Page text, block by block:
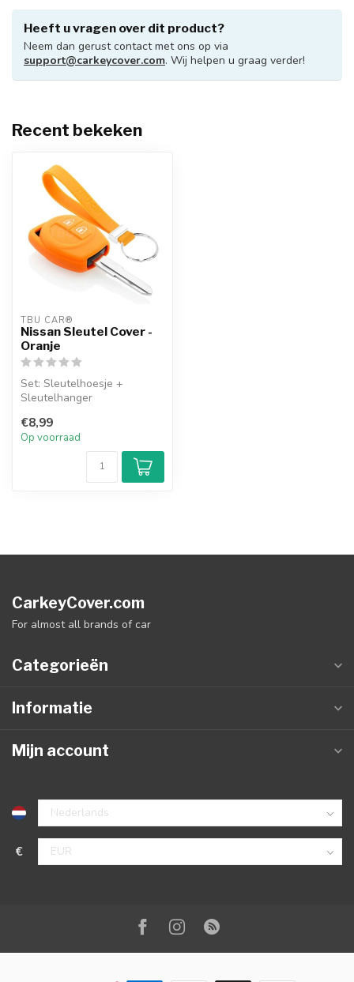
Heeft u vragen over dit product?
Neem dan gerust contact met ons op via
support@carkeycover.com. Wij helpen u graag verder!
Recent bekeken
TBU CAR®
Nissan Sleutel Cover -
Oranje
Set: Sleutelhoesje +
Sleutelhanger
€8,99
Op voorraad
CarkeyCover.com
For almost all brands of car
Categorieën
Informatie
Mijn account
€